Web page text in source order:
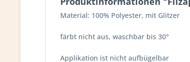
Material: 100% Polyester, mit Glitzer
färbt nicht aus, waschbar bis 30°
Applikation ist nicht aufbügelbar